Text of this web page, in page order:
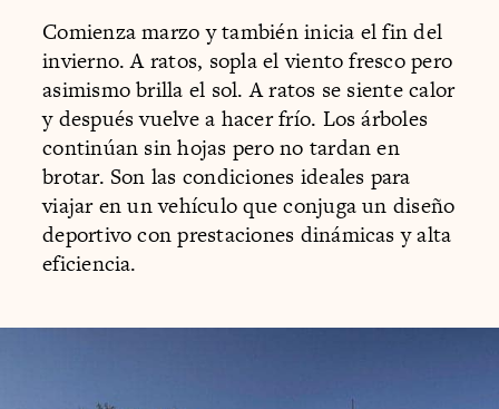
Comienza marzo y también inicia el fin del
invierno. A ratos, sopla el viento fresco pero
asimismo brilla el sol. A ratos se siente calor
y después vuelve a hacer frío. Los árboles
continúan sin hojas pero no tardan en
brotar. Son las condiciones ideales para
viajar en un vehículo que conjuga un diseño
deportivo con prestaciones dinámicas y alta
eficiencia.